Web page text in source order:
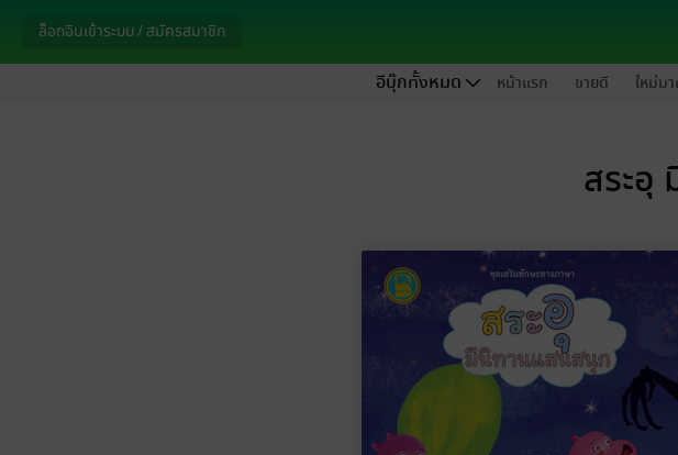
ล็อกอินเข้าระบบ / สมัครสมาชิก
อีบุ๊กทั้งหมด หน้าแรก ขายดี ใหม่ม
สระอุ